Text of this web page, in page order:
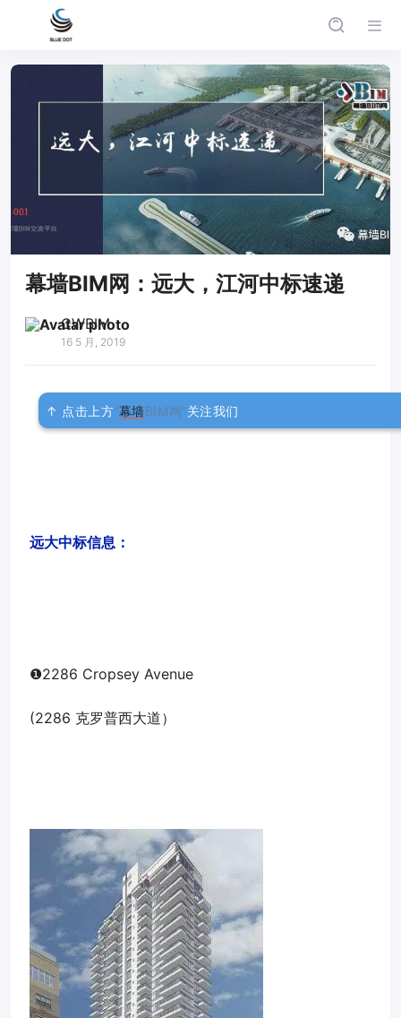
幕墙BIM网：远大，江河中标速递
CWBIM
16 5 月, 2019
↑ 点击上方“幕墙BIM网”关注我们
远大中标信息：
❶2286 Cropsey Avenue
(2286 克罗普西大道）